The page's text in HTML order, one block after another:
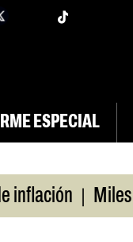
facebook
ESPECIAL
| Miles sin